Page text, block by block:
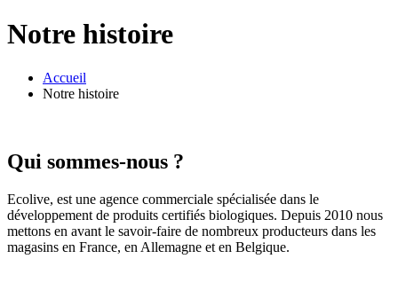
Notre histoire
Accueil
Notre histoire
Qui sommes-nous ?
Ecolive, est une agence commerciale spécialisée dans le
développement de produits certifiés biologiques. Depuis 2010 nous
mettons en avant le savoir-faire de nombreux producteurs dans les
magasins en France, en Allemagne et en Belgique.